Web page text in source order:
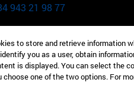
943 21 98 77
57th St 10019-2201 Nueva
646 346 8850
to store and retrieve information
you as a user, obtain
is displayed. You can select the
one of the two options. For